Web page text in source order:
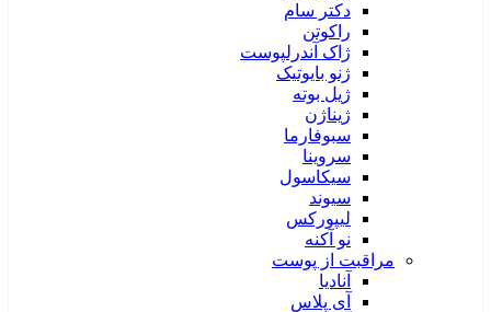
دکتر سام
راکوتن
ژاک آندرلپوست
ژنو بایوتیک
ژیل بوته
ژیناژن
سبوفارما
سروینا
سیکاسول
سیوند
لیپورکس
نو آکنه
مراقبت از پوست
آنادیا
آی پلاس